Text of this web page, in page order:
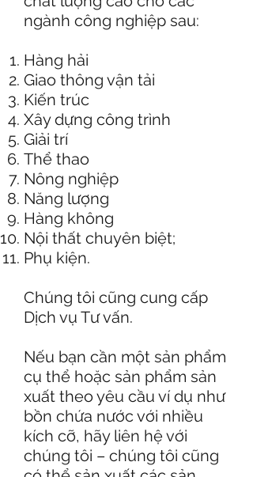
ngành công nghiệp sau:
Hàng hải
Giao thông vận tải
Kiến trúc
Xây dựng công trình
Giải trí
Thể thao
Nông nghiệp
Năng lượng
Hàng không
Nội thất chuyên biệt;
Phụ kiện.
Chúng tôi cũng cung cấp
Dịch vụ Tư vấn.
Nếu bạn cần một sản phẩm
cụ thể hoặc sản phẩm sản
xuất theo yêu cầu ví dụ như
bồn chứa nước với nhiều
kích cỡ, hãy liên hệ với
chúng tôi – chúng tôi cũng